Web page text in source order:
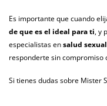
Es importante que cuando
de que es el ideal para ti, y
especialistas ensalud
responderte sin compromiso
Si tienes dudas sobre Mister